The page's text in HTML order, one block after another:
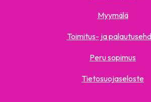
Myymälä
Toimitus- ja
Peru sopimus
Tietosuojaseloste